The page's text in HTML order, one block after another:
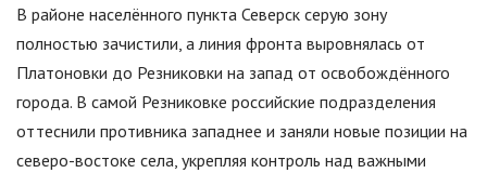
В районе населённого пункта Северск серую зону
полностью зачистили, а линия фронта выровнялась от
Платоновки до Резниковки на запад от освобождённого
города. В самой Резниковке российские подразделения
оттеснили противника западнее и заняли новые позиции на
северо-востоке села, укрепляя контроль над важными